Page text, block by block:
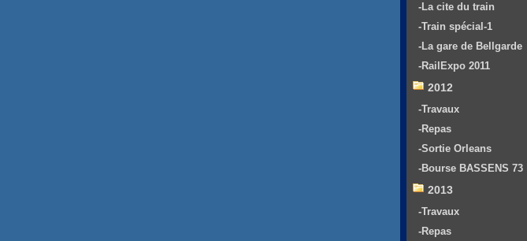
-La cite du train
-Train spécial-1
-La gare de Bellgarde
-RailExpo 2011
2012
-Travaux
-Repas
-Sortie Orleans
-Bourse BASSENS 73
2013
-Travaux
-Repas